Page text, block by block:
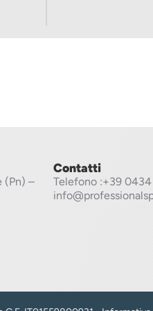
(Pn) –
Contatti
Telefono :+39